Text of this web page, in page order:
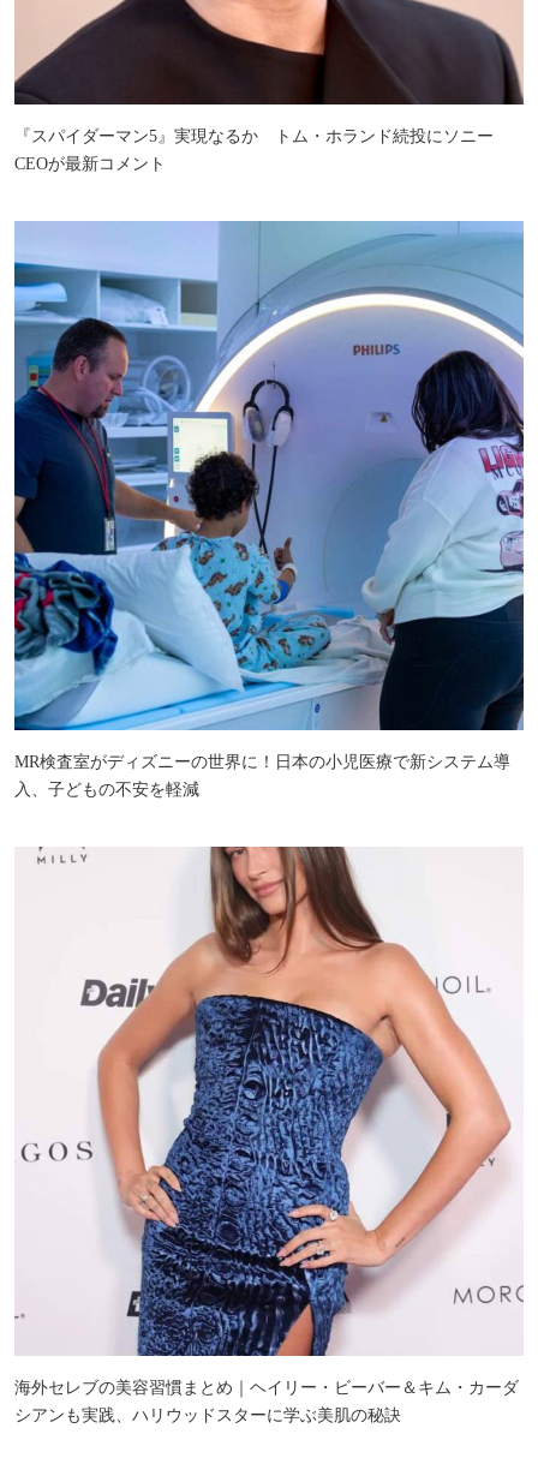
『スパイダーマン5』実現なるか トム・ホランド続投にソニー
CEOが最新コメント
MR検査室がディズニーの世界に！日本の小児医療で新システム導
入、子どもの不安を軽減
海外セレブの美容習慣まとめ｜ヘイリー・ビーバー＆キム・カーダ
シアンも実践、ハリウッドスターに学ぶ美肌の秘訣